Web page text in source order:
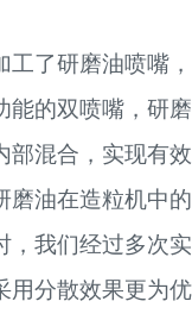
工了研磨油喷嘴，
能的双喷嘴，研磨
部混合，实现有效
磨油在造粒机中的
，我们经过多次实
用分散效果更为优